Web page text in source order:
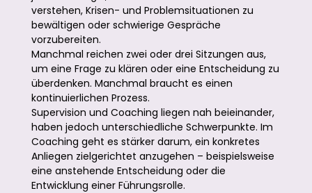
verstehen, Krisen- und Problemsituationen zu
bewältigen oder schwierige Gespräche
vorzubereiten.
Manchmal reichen zwei oder drei Sitzungen aus,
um eine Frage zu klären oder eine Entscheidung zu
überdenken. Manchmal braucht es einen
kontinuierlichen Prozess.
Supervision und Coaching liegen nah beieinander,
haben jedoch unterschiedliche Schwerpunkte. Im
Coaching geht es stärker darum, ein konkretes
Anliegen zielgerichtet anzugehen – beispielsweise
eine anstehende Entscheidung oder die
Entwicklung einer Führungsrolle.